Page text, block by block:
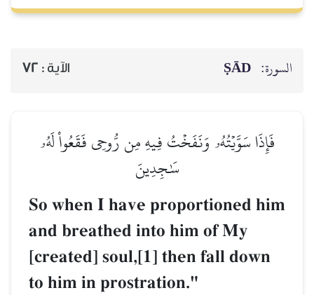
السورة: ṢĀD الآية : 72
فَإِذَا سَوَّيۡتُهُۥ وَنَفَخۡتُ فِيهِ مِن رُّوحِي فَقَعُواْ لَهُۥ
سَٰجِدِينَ
So when I have proportioned him
and breathed into him of My
[created] soul,[1] then fall down
to him in prostration."